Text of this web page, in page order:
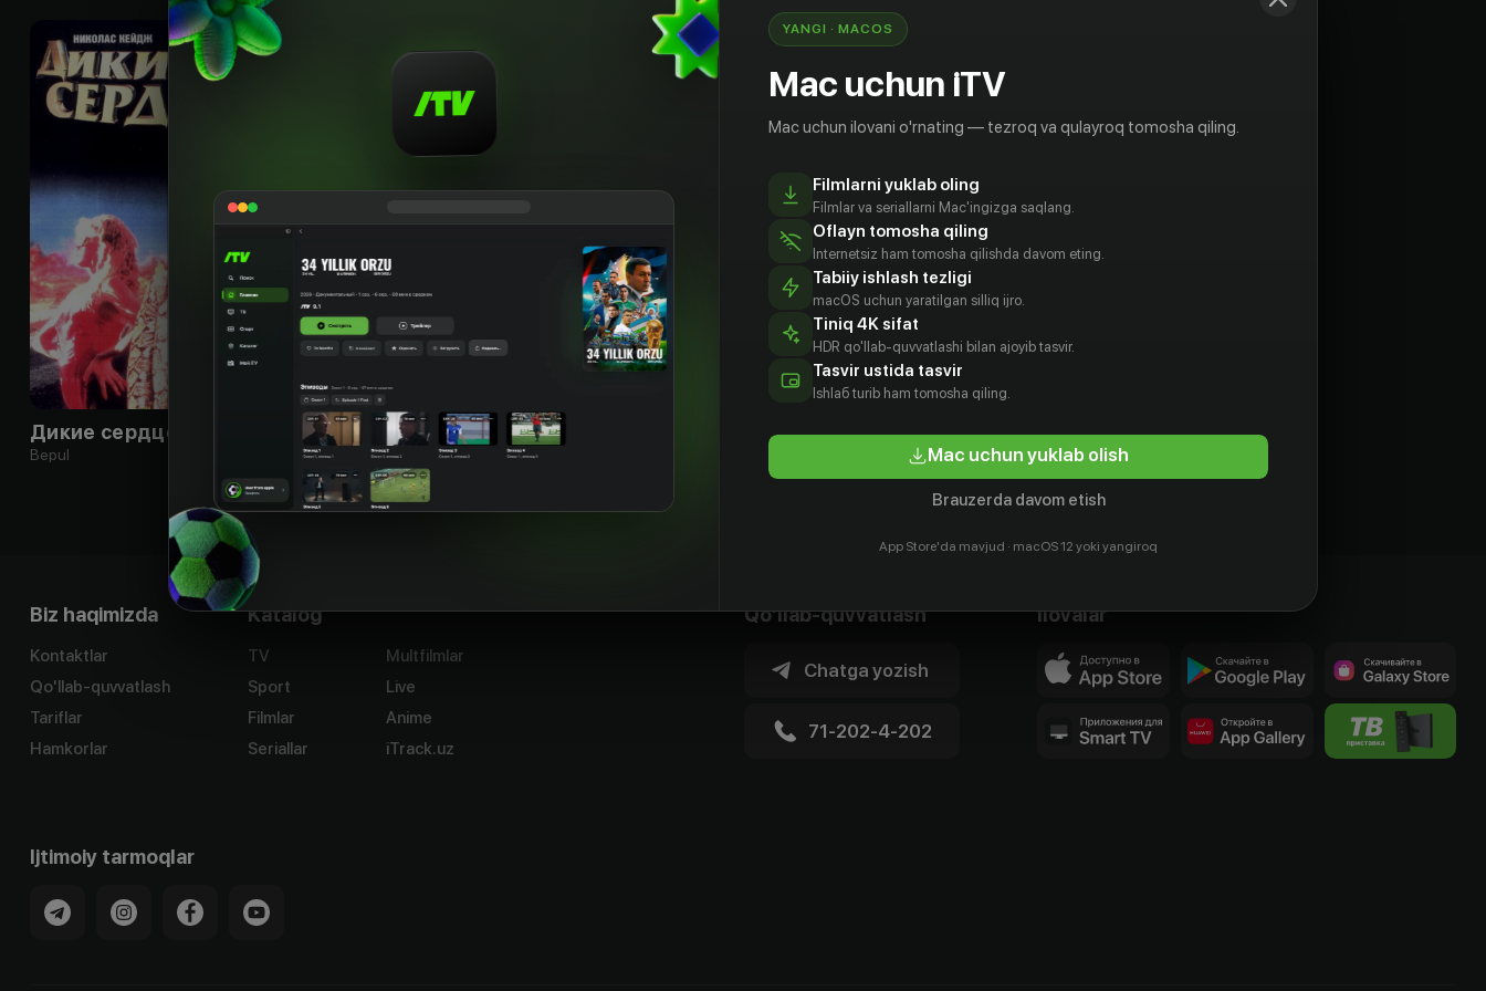
Дикие сердцем
Bepul
Шоссе в никуда
Bepul
Biz haqimizda
Kontaktlar
Qo'llab-quvvatlash
Tariflar
Hamkorlar
Katalog
TV
Sport
Filmlar
Seriallar
Multfilmlar
Live
Anime
iTrack.uz
Qo'llab-quvvatlash
Chatga yozish
71-202-4-202
Ilovalar
Ijtimoiy tarmoqlar
YANGI · MACOS
Mac uchun iTV
Mac uchun ilovani o'rnating — tezroq va qulayroq tomosha qiling.
Filmlarni yuklab oling
Filmlar va seriallarni Mac'ingizga saqlang.
Oflayn tomosha qiling
Internetsiz ham tomosha qilishda davom eting.
Tabiiy ishlash tezligi
macOS uchun yaratilgan silliq ijro.
Tiniq 4K sifat
HDR qo'llab-quvvatlashi bilan ajoyib tasvir.
Tasvir ustida tasvir
Ishlаб turib ham tomosha qiling.
Mac uchun yuklab olish
Brauzerda davom etish
App Store'da mavjud · macOS 12 yoki yangiroq